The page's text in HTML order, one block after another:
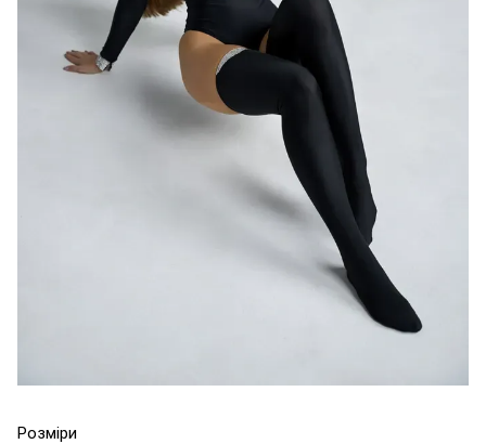
Розміри